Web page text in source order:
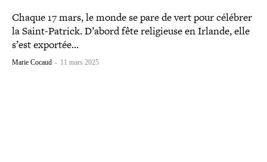
Chaque 17 mars, le monde se pare de vert pour célébrer
la Saint-​Patrick. D’abord fête reli­gieuse en Irlande, elle
s’est exportée…
Marie Cocaud - 11 mars 2025